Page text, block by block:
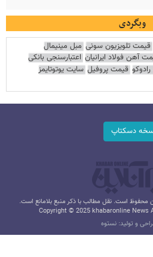
وبگردی
قیمت تلویزیون سونی مبل مینیمال
آهن فولاد ایرانیان اعتبارسنجی بانکی
قیمت پروفیل سایت یوتوتایمز
دسکتاپ
محفوظ است. نقل مطالب با ذکر منبع بلامانع است.
Copyright © 2025 khabaronline News
و تولید: نستوه